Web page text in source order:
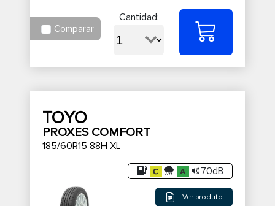
Comparar
Cantidad:
TOYO
PROXES COMFORT
185/60R15 88H XL
70dB
Ver produto